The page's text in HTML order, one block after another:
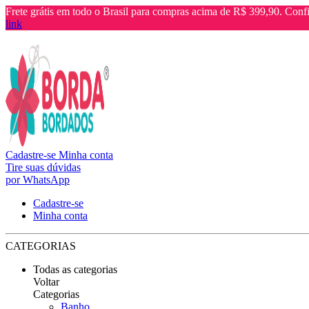
Frete grátis em todo o Brasil para compras acima de R$ 399,90.
link
Cadastre-se Minha conta
Tire suas dúvidas
por WhatsApp
Cadastre-se
Minha conta
CATEGORIAS
Todas as categorias
Voltar
Categorias
Banho